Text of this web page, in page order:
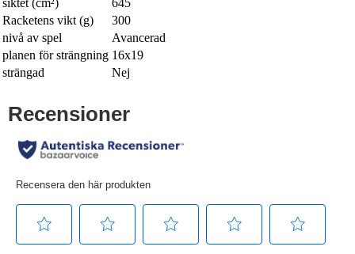
Racketens vikt (g)
300
nivå av spel
Avancerad
planen för strängning 16x19
strängad
Nej